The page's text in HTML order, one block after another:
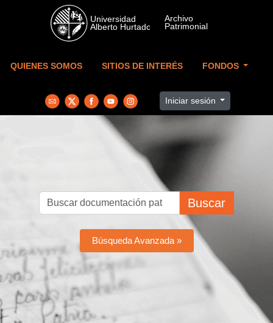
Skip to main content
QUIENES SOMOS SITIOS DE INTERÉS FONDOS
Iniciar sesión
Buscar
Búsqueda Avanzada »